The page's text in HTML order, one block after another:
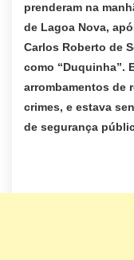
prenderam na
de Lagoa Nova,
Carlos Roberto de
como “Duquinha”.
arrombamentos de
crimes, e estava
de segurança